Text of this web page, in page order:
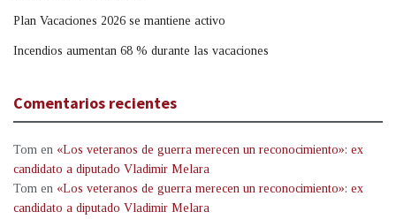
Plan Vacaciones 2026 se mantiene activo
Incendios aumentan 68 % durante las vacaciones
Comentarios recientes
Tom en «Los veteranos de guerra merecen un reconocimiento»: ex
candidato a diputado Vladimir Melara
Tom en «Los veteranos de guerra merecen un reconocimiento»: ex
candidato a diputado Vladimir Melara